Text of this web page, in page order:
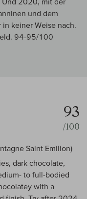
und dem
keiner Weise nach.
94-95/100
93
/100
Saint Emilion)
dark chocolate,
to full-bodied
with a